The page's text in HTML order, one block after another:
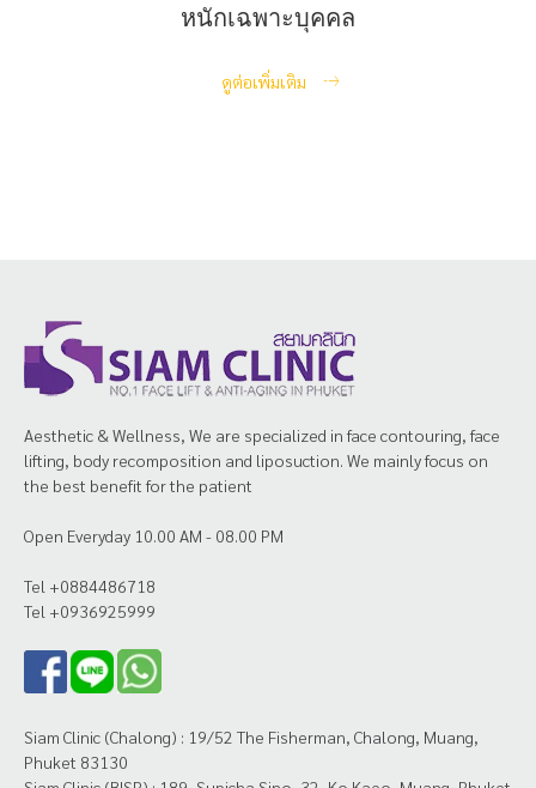
หนักเฉพาะบุคคล
ดูต่อเพิ่มเติม
Aesthetic & Wellness, We are specialized in face contouring, face
lifting, body recomposition and liposuction. We mainly focus on
the best benefit for the patient
Open Everyday 10.00 AM - 08.00 PM
Tel +0884486718
Tel +0936925999
Siam Clinic (Chalong) : 19/52 The Fisherman, Chalong, Muang,
Phuket 83130